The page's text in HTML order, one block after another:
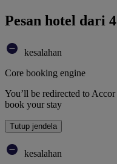
Pesan hotel dari
kesalahan
Core booking engine
You’ll be redirected to
book your stay
Tutup jendela
kesalahan